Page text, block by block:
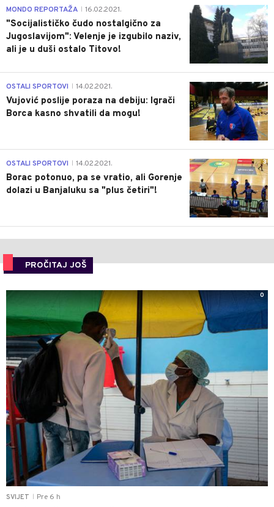
4
MONDO REPORTAŽA 16.02.2021.
"Socijalističko čudo nostalgično za
Jugoslavijom": Velenje je izgubilo naziv,
ali je u duši ostalo Titovo!
1
OSTALI SPORTOVI 14.02.2021.
Vujović poslije poraza na debiju: Igrači
Borca kasno shvatili da mogu!
3
OSTALI SPORTOVI 14.02.2021.
Borac potonuo, pa se vratio, ali Gorenje
dolazi u Banjaluku sa "plus četiri"!
PROČITAJ JOŠ
SVIJET Pre 6 h
0